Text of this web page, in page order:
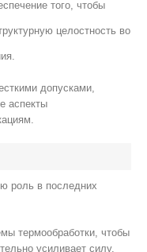
того, чтобы
целостность во
допусками,
аспекты
роль в последних
термообработки, чтобы
усиливает силу.